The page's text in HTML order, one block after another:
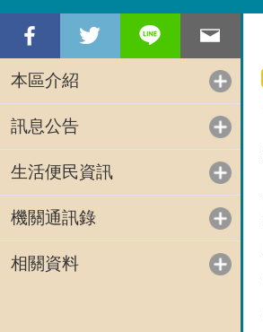
本區介紹
訊息公告
生活便民資訊
機關通訊錄
相關資料